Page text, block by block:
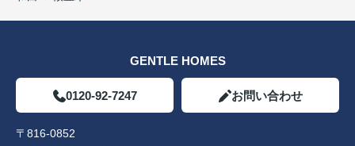
GENTLE HOMES
0120-92-7247 お問い合わせ
〒816-0852